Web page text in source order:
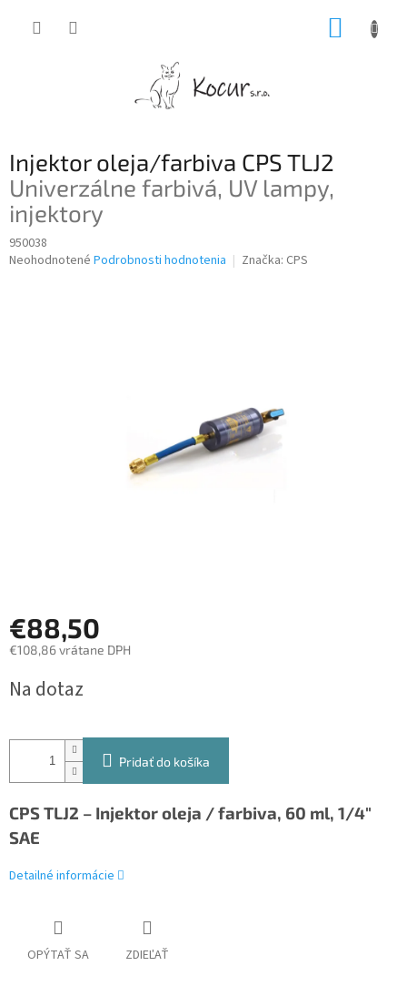
Injektor oleja/farbiva CPS TLJ2
Univerzálne farbivá, UV lampy,
injektory
950038
Priemerné
Neohodnotené Podrobnosti hodnotenia Značka: CPS
€88,50
€108,86 vrátane DPH
cena:
Na dotaz
Pridať do košíka
CPS TLJ2 – Injektor oleja / farbiva, 60 ml, 1/4"
SAE
Detailné informácie
OPÝTAŤ SA ZDIEĽAŤ